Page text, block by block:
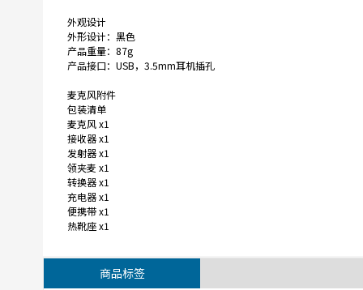
外观设计
外形设计： 黑色
产品重量： 87g
产品接口： USB，3.5mm耳机插孔
麦克风附件
包装清单
麦克风 x1
接收器 x1
发射器 x1
领夹麦 x1
转换器 x1
充电器 x1
便携带 x1
热靴座 x1
商品标签